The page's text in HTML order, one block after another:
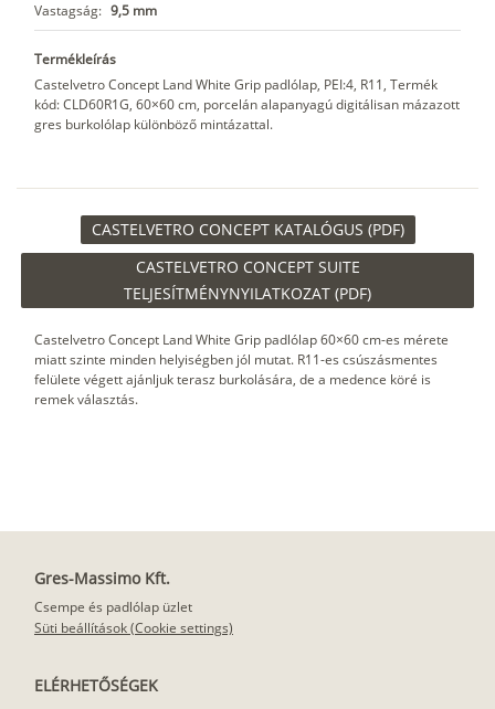
Vastagság: 9,5 mm
Termékleírás
Castelvetro Concept Land White Grip padlólap, PEI:4, R11, Termék
kód: CLD60R1G, 60×60 cm, porcelán alapanyagú digitálisan mázazott
gres burkolólap különböző mintázattal.
CASTELVETRO CONCEPT KATALÓGUS (PDF)
CASTELVETRO CONCEPT SUITE
TELJESÍTMÉNYNYILATKOZAT (PDF)
Castelvetro Concept Land White Grip padlólap 60×60 cm-es mérete
miatt szinte minden helyiségben jól mutat. R11-es csúszásmentes
felülete végett ajánljuk terasz burkolására, de a medence köré is
remek választás.
Gres-Massimo Kft.
Csempe és padlólap üzlet
Süti beállítások (Cookie settings)
ELÉRHETŐSÉGEK